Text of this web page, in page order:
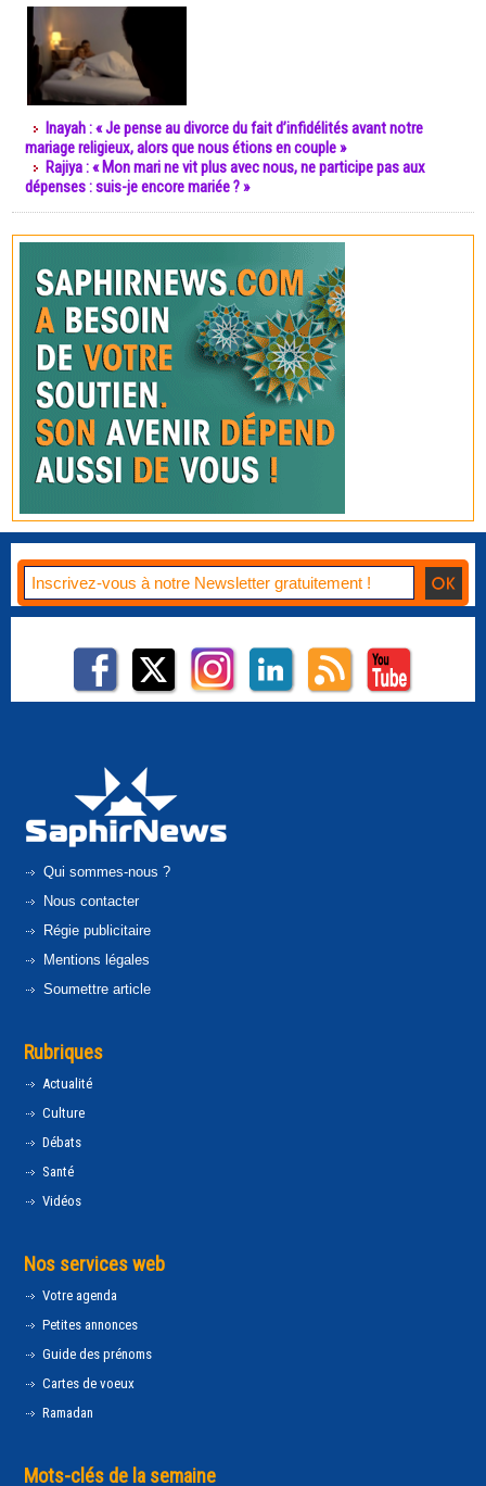
Inayah : « Je pense au divorce du fait d’infidélités avant notre
mariage religieux, alors que nous étions en couple »
Rajiya : « Mon mari ne vit plus avec nous, ne participe pas aux
dépenses : suis-je encore mariée ? »
Qui sommes-nous ?
Nous contacter
Régie publicitaire
Mentions légales
Soumettre article
Rubriques
Actualité
Culture
Débats
Santé
Vidéos
Nos services web
Votre agenda
Petites annonces
Guide des prénoms
Cartes de voeux
Ramadan
Mots-clés de la semaine